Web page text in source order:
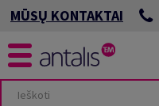
MŪSŲ KONTAKTAI